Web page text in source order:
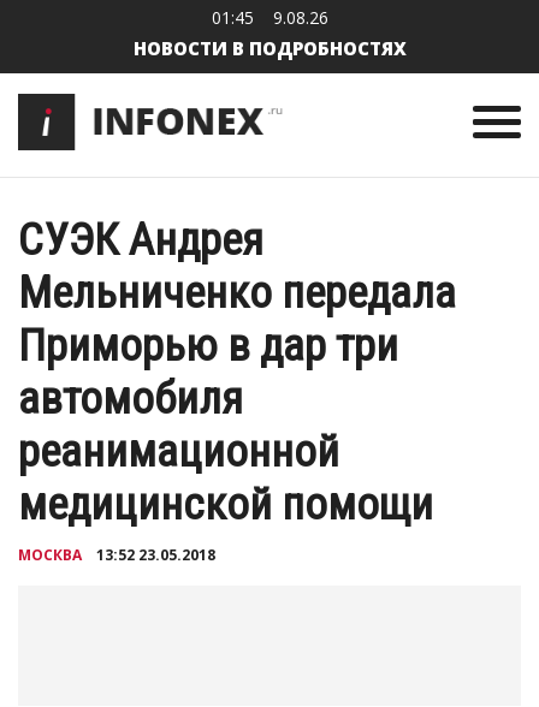
01:45 9.08.26
НОВОСТИ В ПОДРОБНОСТЯХ
СУЭК Андрея
Мельниченко передала
Приморью в дар три
автомобиля
реанимационной
медицинской помощи
МОСКВА 13:52 23.05.2018